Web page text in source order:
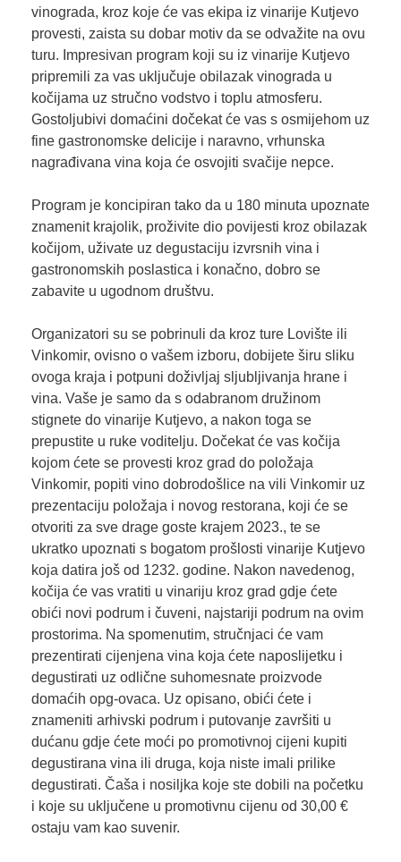
vinograda, kroz koje će vas ekipa iz vinarije Kutjevo
provesti, zaista su dobar motiv da se odvažite na ovu
turu. Impresivan program koji su iz vinarije Kutjevo
pripremili za vas uključuje obilazak vinograda u
kočijama uz stručno vodstvo i toplu atmosferu.
Gostoljubivi domaćini dočekat će vas s osmijehom uz
fine gastronomske delicije i naravno, vrhunska
nagrađivana vina koja će osvojiti svačije nepce.
Program je koncipiran tako da u 180 minuta upoznate
znamenit krajolik, proživite dio povijesti kroz obilazak
kočijom, uživate uz degustaciju izvrsnih vina i
gastronomskih poslastica i konačno, dobro se
zabavite u ugodnom društvu.
Organizatori su se pobrinuli da kroz ture Lovište ili
Vinkomir, ovisno o vašem izboru, dobijete širu sliku
ovoga kraja i potpuni doživljaj sljubljivanja hrane i
vina. Vaše je samo da s odabranom družinom
stignete do vinarije Kutjevo, a nakon toga se
prepustite u ruke voditelju. Dočekat će vas kočija
kojom ćete se provesti kroz grad do položaja
Vinkomir, popiti vino dobrodošlice na vili Vinkomir uz
prezentaciju položaja i novog restorana, koji će se
otvoriti za sve drage goste krajem 2023., te se
ukratko upoznati s bogatom prošlosti vinarije Kutjevo
koja datira još od 1232. godine. Nakon navedenog,
kočija će vas vratiti u vinariju kroz grad gdje ćete
obići novi podrum i čuveni, najstariji podrum na ovim
prostorima. Na spomenutim, stručnjaci će vam
prezentirati cijenjena vina koja ćete naposlijetku i
degustirati uz odlične suhomesnate proizvode
domaćih opg-ovaca. Uz opisano, obići ćete i
znameniti arhivski podrum i putovanje završiti u
dućanu gdje ćete moći po promotivnoj cijeni kupiti
degustirana vina ili druga, koja niste imali prilike
degustirati. Čaša i nosiljka koje ste dobili na početku
i koje su uključene u promotivnu cijenu od 30,00 €
ostaju vam kao suvenir.